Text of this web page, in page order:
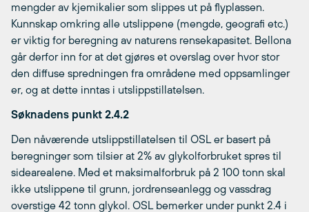
mengder av kjemikalier som slippes ut på flyplassen.
Kunnskap omkring alle utslippene (mengde, geografi etc.)
er viktig for beregning av naturens rensekapasitet. Bellona
går derfor inn for at det gjøres et overslag over hvor stor
den diffuse spredningen fra områdene med oppsamlinger
er, og at dette inntas i utslippstillatelsen.
Søknadens punkt 2.4.2
Den nåværende utslippstillatelsen til OSL er basert på
beregninger som tilsier at 2% av glykolforbruket spres til
sidearealene. Med et maksimalforbruk på 2 100 tonn skal
ikke utslippene til grunn, jordrenseanlegg og vassdrag
overstige 42 tonn glykol. OSL bemerker under punkt 2.4 i